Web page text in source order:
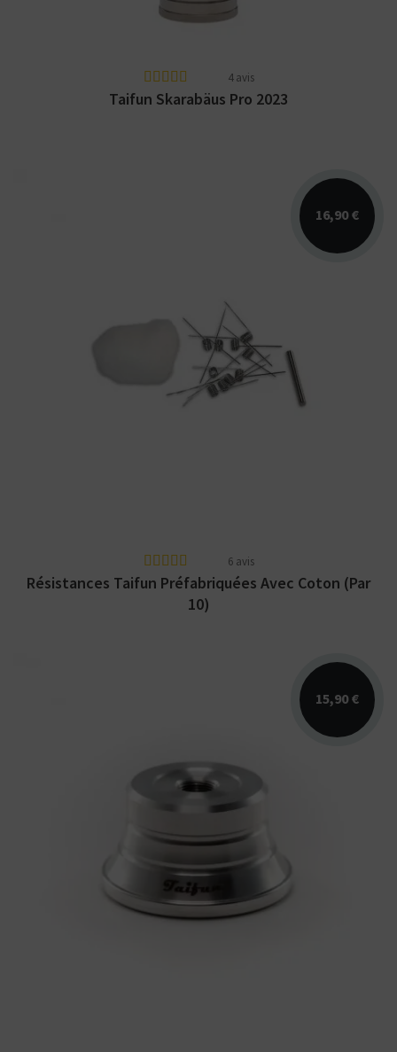
4 avis
Taifun Skarabäus Pro 2023
16,90 €
Résistances préfabriquées par Taifun à spires
6 avis
Résistances Taifun Préfabriquées Avec Coton (par
10)
15,90 €
Wickelsockel Taifun Mini pour reconstruire
votre résistance plus simplement !